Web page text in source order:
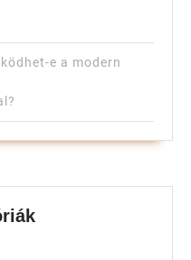
e a modern